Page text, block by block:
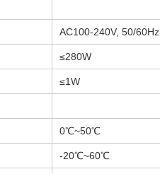
AC100-240V, 50/60Hz
≤280W
≤1W
0℃~50℃
-20℃~60℃